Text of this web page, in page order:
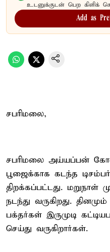
உடனுக்குடன் பெற கிளிக்
Add as
சபரிமலை,
சபரிமலை அய்யப்பன்
பூஜைக்காக கடந்த
திறக்கப்பட்டது.
நடந்து வருகிறது.
பக்தர்கள் இருமுடி
செய்து வருகிறார்கள்.